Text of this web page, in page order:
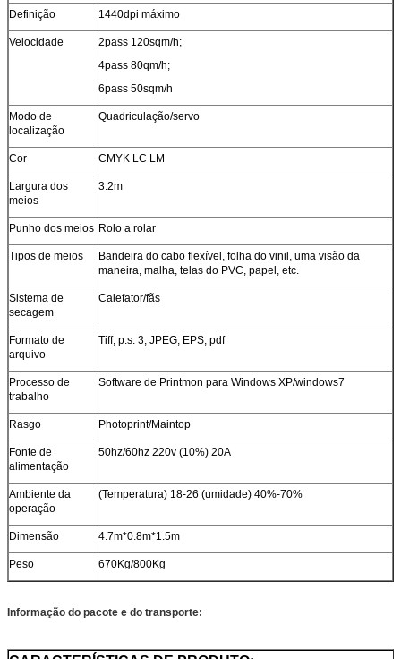
Definição 1440dpi máximo
Velocidade
2pass 120sqm/h;
4pass 80qm/h;
6pass 50sqm/h
Modo de
localização
Quadriculação/servo
Cor CMYK LC LM
Largura dos
meios
3.2m
Punho dos meios Rolo a rolar
Tipos de meios
Bandeira do cabo flexível, folha do vinil, uma visão da
maneira, malha, telas do PVC, papel, etc.
Sistema de
secagem
Calefator/fãs
Formato de
arquivo
Tiff, p.s. 3, JPEG, EPS, pdf
Processo de
trabalho
Software de Printmon para Windows XP/windows7
Rasgo Photoprint/Maintop
Fonte de
alimentação
50hz/60hz 220v (10%) 20A
Ambiente da
operação
(Temperatura) 18-26 (umidade) 40%-70%
Dimensão 4.7m*0.8m*1.5m
Peso 670Kg/800Kg
Informação do pacote e do transporte: